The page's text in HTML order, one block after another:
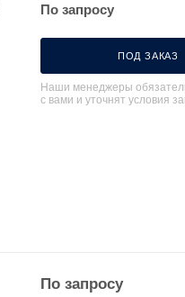
По запросу
ПОД ЗАКАЗ
Наши менеджеры
с вами и уточнят условия
По запросу